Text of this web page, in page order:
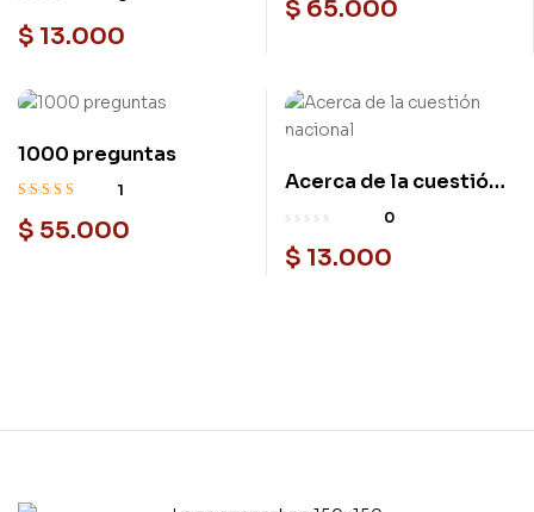
$ 13.000
$ 65.000
1000 preguntas
en 3.00
1
$ 55.000
Acerca de la cuestión
nacional
0
$ 13.000